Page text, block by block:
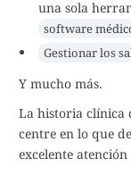
una sola
software
Gestionar los
Y mucho más.
La historia clínica
centre en lo que
excelente